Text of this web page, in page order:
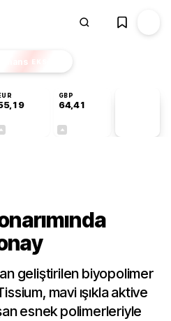
Finans EKSTRA
GBP
64,41
geliştirilen biyopolimer
mavi ışıkla aktive
esnek polimerleriyle